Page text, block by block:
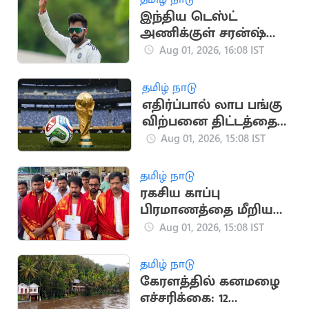
இந்திய டெஸ்ட்
அணிக்குள் சரன்ஷ்
ஜெயின்: கனவு
Aug 01, 2026, 16:08 IST
தமிழ் நாடு
எதிர்ப்பால் லாப பங்கு
விற்பனை திட்டத்தை
கைவிட்ட FIFA
Aug 01, 2026, 15:08 IST
தமிழ் நாடு
ரகசிய காப்பு
பிரமாணத்தை மீறிய
அமைச்சர்..
CM?
Aug 01, 2026, 15:08 IST
தமிழ் நாடு
கேரளத்தில் கனமழை
எச்சரிக்கை: 12